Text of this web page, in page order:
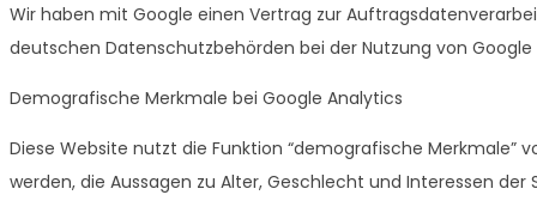
Wir haben mit Google einen Vertrag zur
deutschen Datenschutzbehörden bei der Nutzung von
Demografische Merkmale bei Google Analytics
Diese Website nutzt die Funktion “demografische Merkmale”
werden, die Aussagen zu Alter, Geschlecht und Interessen